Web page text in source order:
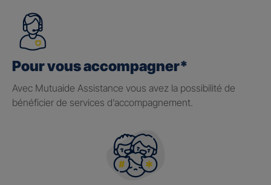
Pour vous accompagner*
Avec Mutuaide Assistance vous avez la possibilité de
bénéficier de services d’accompagnement.